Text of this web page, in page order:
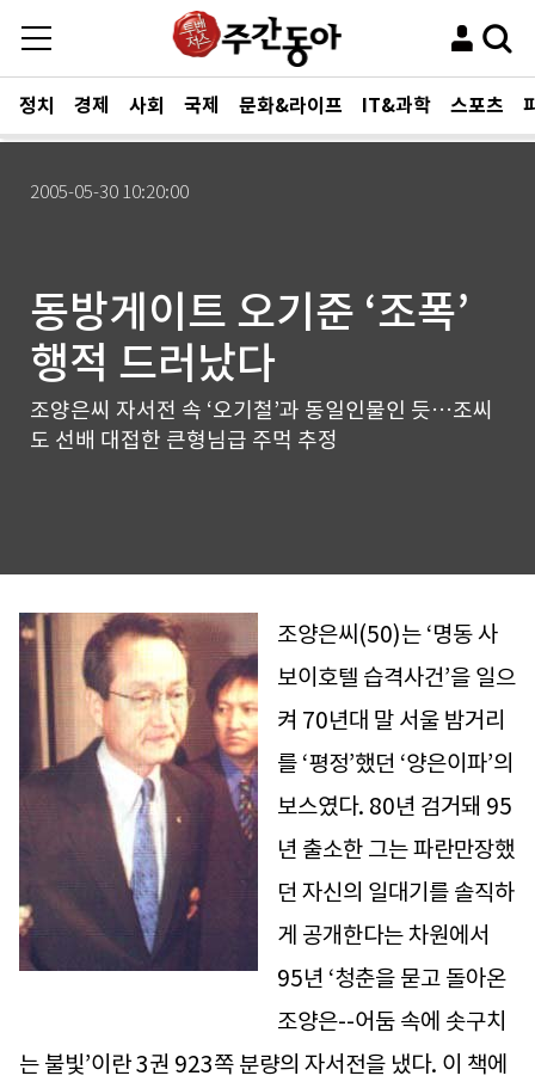
정치 경제 사회 국제 문화&라이프 IT&과학 스포츠
2005-05-30 10:20:00
동방게이트 오기준 ‘조폭’
행적 드러났다
조양은씨 자서전 속 ‘오기철’과 동일인물인 듯…조씨
도 선배 대접한 큰형님급 주먹 추정
조양은씨(50)는 ‘명동 사
보이호텔 습격사건’을 일으
켜 70년대 말 서울 밤거리
를 ‘평정’했던 ‘양은이파’의
보스였다. 80년 검거돼 95
년 출소한 그는 파란만장했
던 자신의 일대기를 솔직하
게 공개한다는 차원에서
95년 ‘청춘을 묻고 돌아온
조양은--어둠 속에 솟구치
는 불빛’이란 3권 923쪽 분량의 자서전을 냈다. 이 책에